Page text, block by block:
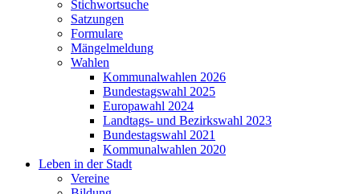
Stichwortsuche
Satzungen
Formulare
Mängelmeldung
Wahlen
Kommunalwahlen 2026
Bundestagswahl 2025
Europawahl 2024
Landtags- und Bezirkswahl 2023
Bundestagswahl 2021
Kommunalwahlen 2020
Leben in der Stadt
Vereine